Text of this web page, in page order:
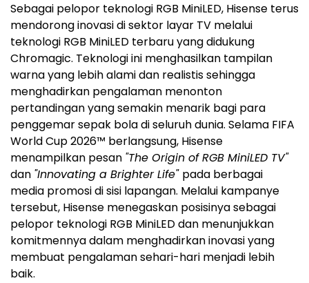
Sebagai pelopor teknologi RGB MiniLED, Hisense terus
mendorong inovasi di sektor layar TV melalui
teknologi RGB MiniLED terbaru yang didukung
Chromagic. Teknologi ini menghasilkan tampilan
warna yang lebih alami dan realistis sehingga
menghadirkan pengalaman menonton
pertandingan yang semakin menarik bagi para
penggemar sepak bola di seluruh dunia. Selama FIFA
World Cup 2026™ berlangsung, Hisense
menampilkan pesan "The Origin of RGB MiniLED TV"
dan "Innovating a Brighter Life" pada berbagai
media promosi di sisi lapangan. Melalui kampanye
tersebut, Hisense menegaskan posisinya sebagai
pelopor teknologi RGB MiniLED dan menunjukkan
komitmennya dalam menghadirkan inovasi yang
membuat pengalaman sehari-hari menjadi lebih
baik.